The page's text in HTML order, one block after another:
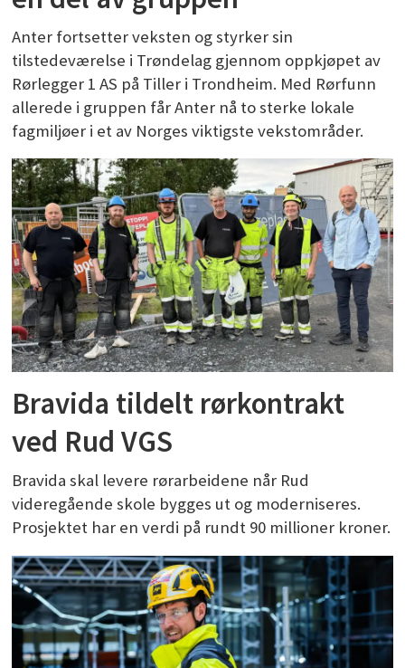
Anter fortsetter veksten og styrker sin
tilstedeværelse i Trøndelag gjennom oppkjøpet av
Rørlegger 1 AS på Tiller i Trondheim. Med Rørfunn
allerede i gruppen får Anter nå to sterke lokale
fagmiljøer i et av Norges viktigste vekstområder.
Bravida tildelt rørkontrakt
ved Rud VGS
Bravida skal levere rørarbeidene når Rud
videregående skole bygges ut og moderniseres.
Prosjektet har en verdi på rundt 90 millioner kroner.